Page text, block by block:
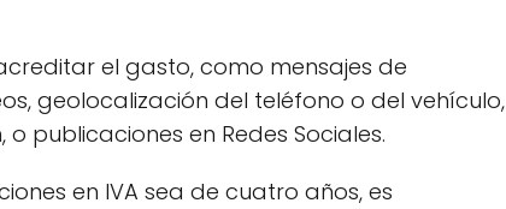
el gasto, como mensajes de
geolocalización del teléfono o del vehículo,
publicaciones en Redes Sociales.
en IVA sea de cuatro años, es